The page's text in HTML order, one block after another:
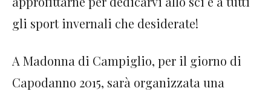
gli sport invernali che desiderate!
A Madonna di Campiglio, per il giorno di
Capodanno 2015, sarà organizzata una